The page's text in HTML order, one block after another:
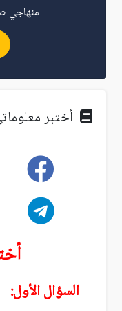
منهاجي
أختبر
السؤال الأول: